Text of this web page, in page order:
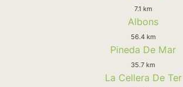
7.1 km
Albons
56.4 km
Pineda De Mar
35.7 km
La Cellera De Ter